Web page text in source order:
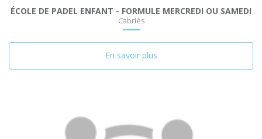
ÉCOLE DE PADEL ENFANT - FORMULE MERCREDI OU SAMEDI
Cabriès
En savoir plus